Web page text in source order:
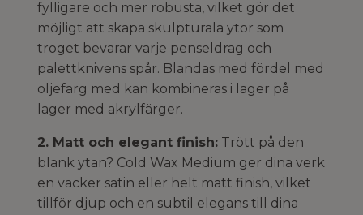
fylligare och mer robusta, vilket gör det
möjligt att skapa skulpturala ytor som
troget bevarar varje penseldrag och
palettknivens spår. Blandas med fördel med
oljefärg med kan kombineras i lager på
lager med akrylfärger.
2. Matt och elegant finish: Trött på den
blank ytan? Cold Wax Medium ger dina verk
en vacker satin eller helt matt finish, vilket
tillför djup och en subtil elegans till dina